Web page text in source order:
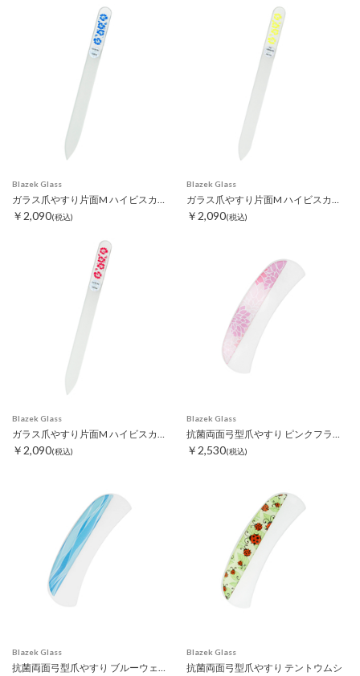
Blazek Glass
ガラス爪やすり片面M ハイビスカス ブルー
￥2,090(税込)
Blazek Glass
ガラス爪やすり片面M ハイビスカス イエロー
￥2,090(税込)
Blazek Glass
￥2,090(税込)
Blazek Glass
￥2,530(税込)
Blazek Glass
抗菌両面弓型爪やすり ブルーウェーブ
Blazek Glass
抗菌両面弓型爪やすり テントウムシ